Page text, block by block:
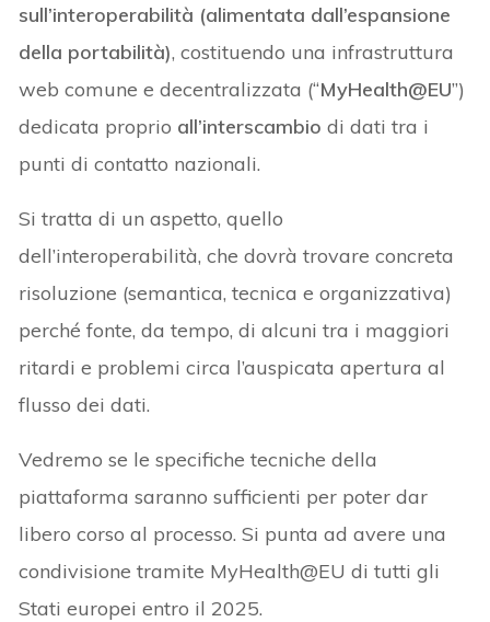
sull’interoperabilità (alimentata dall’espansione
della portabilità), costituendo una infrastruttura
web comune e decentralizzata (“MyHealth@EU”)
dedicata proprio all’interscambio di dati tra i
punti di contatto nazionali.
Si tratta di un aspetto, quello
dell’interoperabilità, che dovrà trovare concreta
risoluzione (semantica, tecnica e organizzativa)
perché fonte, da tempo, di alcuni tra i maggiori
ritardi e problemi circa l’auspicata apertura al
flusso dei dati.
Vedremo se le specifiche tecniche della
piattaforma saranno sufficienti per poter dar
libero corso al processo. Si punta ad avere una
condivisione tramite MyHealth@EU di tutti gli
Stati europei entro il 2025.